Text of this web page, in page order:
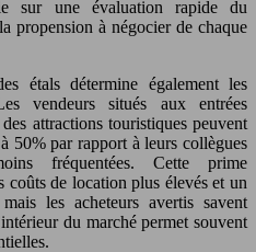
sur une évaluation rapide du
propension à négocier de chaque
étals détermine également les
vendeurs situés aux entrées
attractions touristiques peuvent
50% par rapport à leurs collègues
fréquentées. Cette prime
coûts de location plus élevés et un
les acheteurs avertis savent
du marché permet souvent